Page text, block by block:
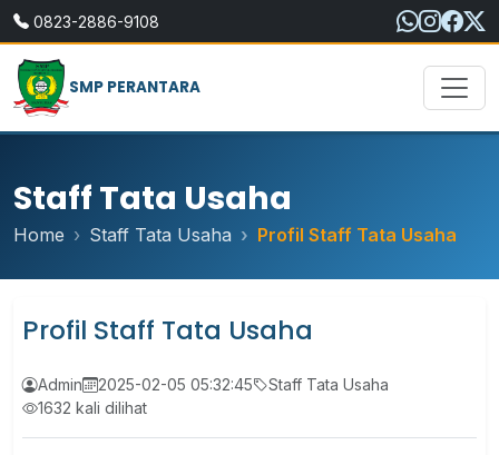
0823-2886-9108
SMP PERANTARA
Staff Tata Usaha
Home Staff Tata Usaha Profil Staff Tata Usaha
Profil Staff Tata Usaha
Admin 2025-02-05 05:32:45
Staff Tata Usaha
1632 kali dilihat